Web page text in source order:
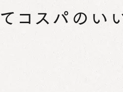
コスパのい